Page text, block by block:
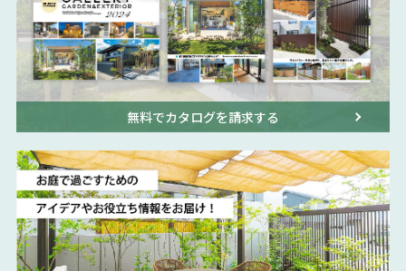
無料でカタログを請求する